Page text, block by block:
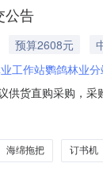
公告
预算2608元
工作站鹦鸽林业
货直购采购，
成交时间：
采购结果成交供
海绵拖把 订书机